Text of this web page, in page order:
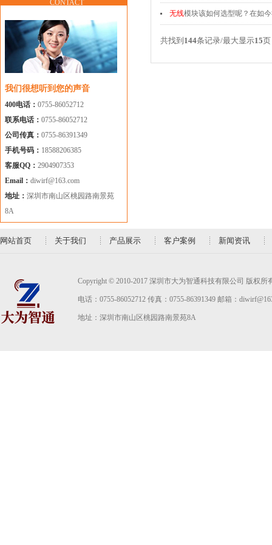
无线模块该如何选型呢？在如
共找到 144条记录/最大显示15页
CONTACT
我们很想听到您的声音
400电话： 0755-86052712
联系电话： 0755-86052712
公司传真： 0755-86391349
手机号码： 18588206385
客服QQ： 2904907353
Email： diwirf@163.com
地址： 深圳市南山区桃园路南景苑
8A
网站首页 关于我们 产品展示 客户案例 新闻资讯
Copyright © 2010-2017 深圳市大为智通科技有限公司 版权所
电话：0755-86052712 传真：0755-86391349 邮箱：
地址：深圳市南山区桃园路南景苑8A